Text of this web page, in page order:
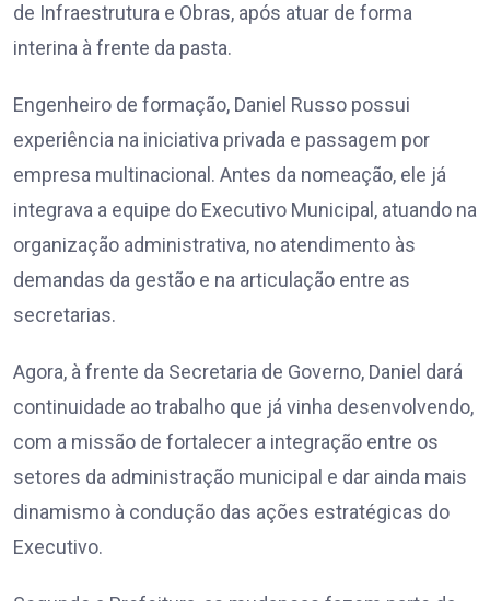
de Infraestrutura e Obras, após atuar de forma
interina à frente da pasta.
Engenheiro de formação, Daniel Russo possui
experiência na iniciativa privada e passagem por
empresa multinacional. Antes da nomeação, ele já
integrava a equipe do Executivo Municipal, atuando na
organização administrativa, no atendimento às
demandas da gestão e na articulação entre as
secretarias.
Agora, à frente da Secretaria de Governo, Daniel dará
continuidade ao trabalho que já vinha desenvolvendo,
com a missão de fortalecer a integração entre os
setores da administração municipal e dar ainda mais
dinamismo à condução das ações estratégicas do
Executivo.